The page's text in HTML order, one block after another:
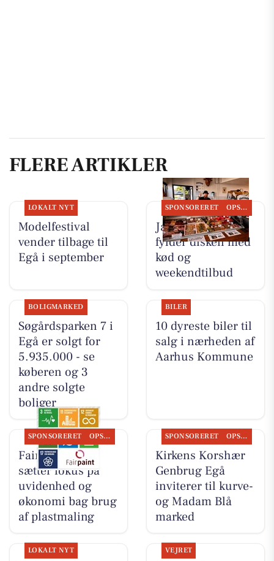
FLERE ARTIKLER
LOKALT NYT
Modelfestival
vender tilbage til
Egå i september
SPONSORERET OPSLAGSTAVLEN
Jaataak Slagteren
fylder disken med
kød og
weekendtilbud
BOLIGMARKED
Søgårdsparken 7 i
Egå er solgt for
5.935.000 - se
køberen og 3
andre solgte
boliger
BILER
10 dyreste biler til
salg i nærheden af
Aarhus Kommune
SPONSORERET OPSLAGSTAVLEN
Fairpaint ApS
sætter fokus på
uvidenhed og
økonomi bag brug
af plastmaling
SPONSORERET OPSLAGSTAVLEN
Kirkens Korshær
Genbrug Egå
inviterer til kurve-
og Madam Blå
marked
LOKALT NYT VEJRET